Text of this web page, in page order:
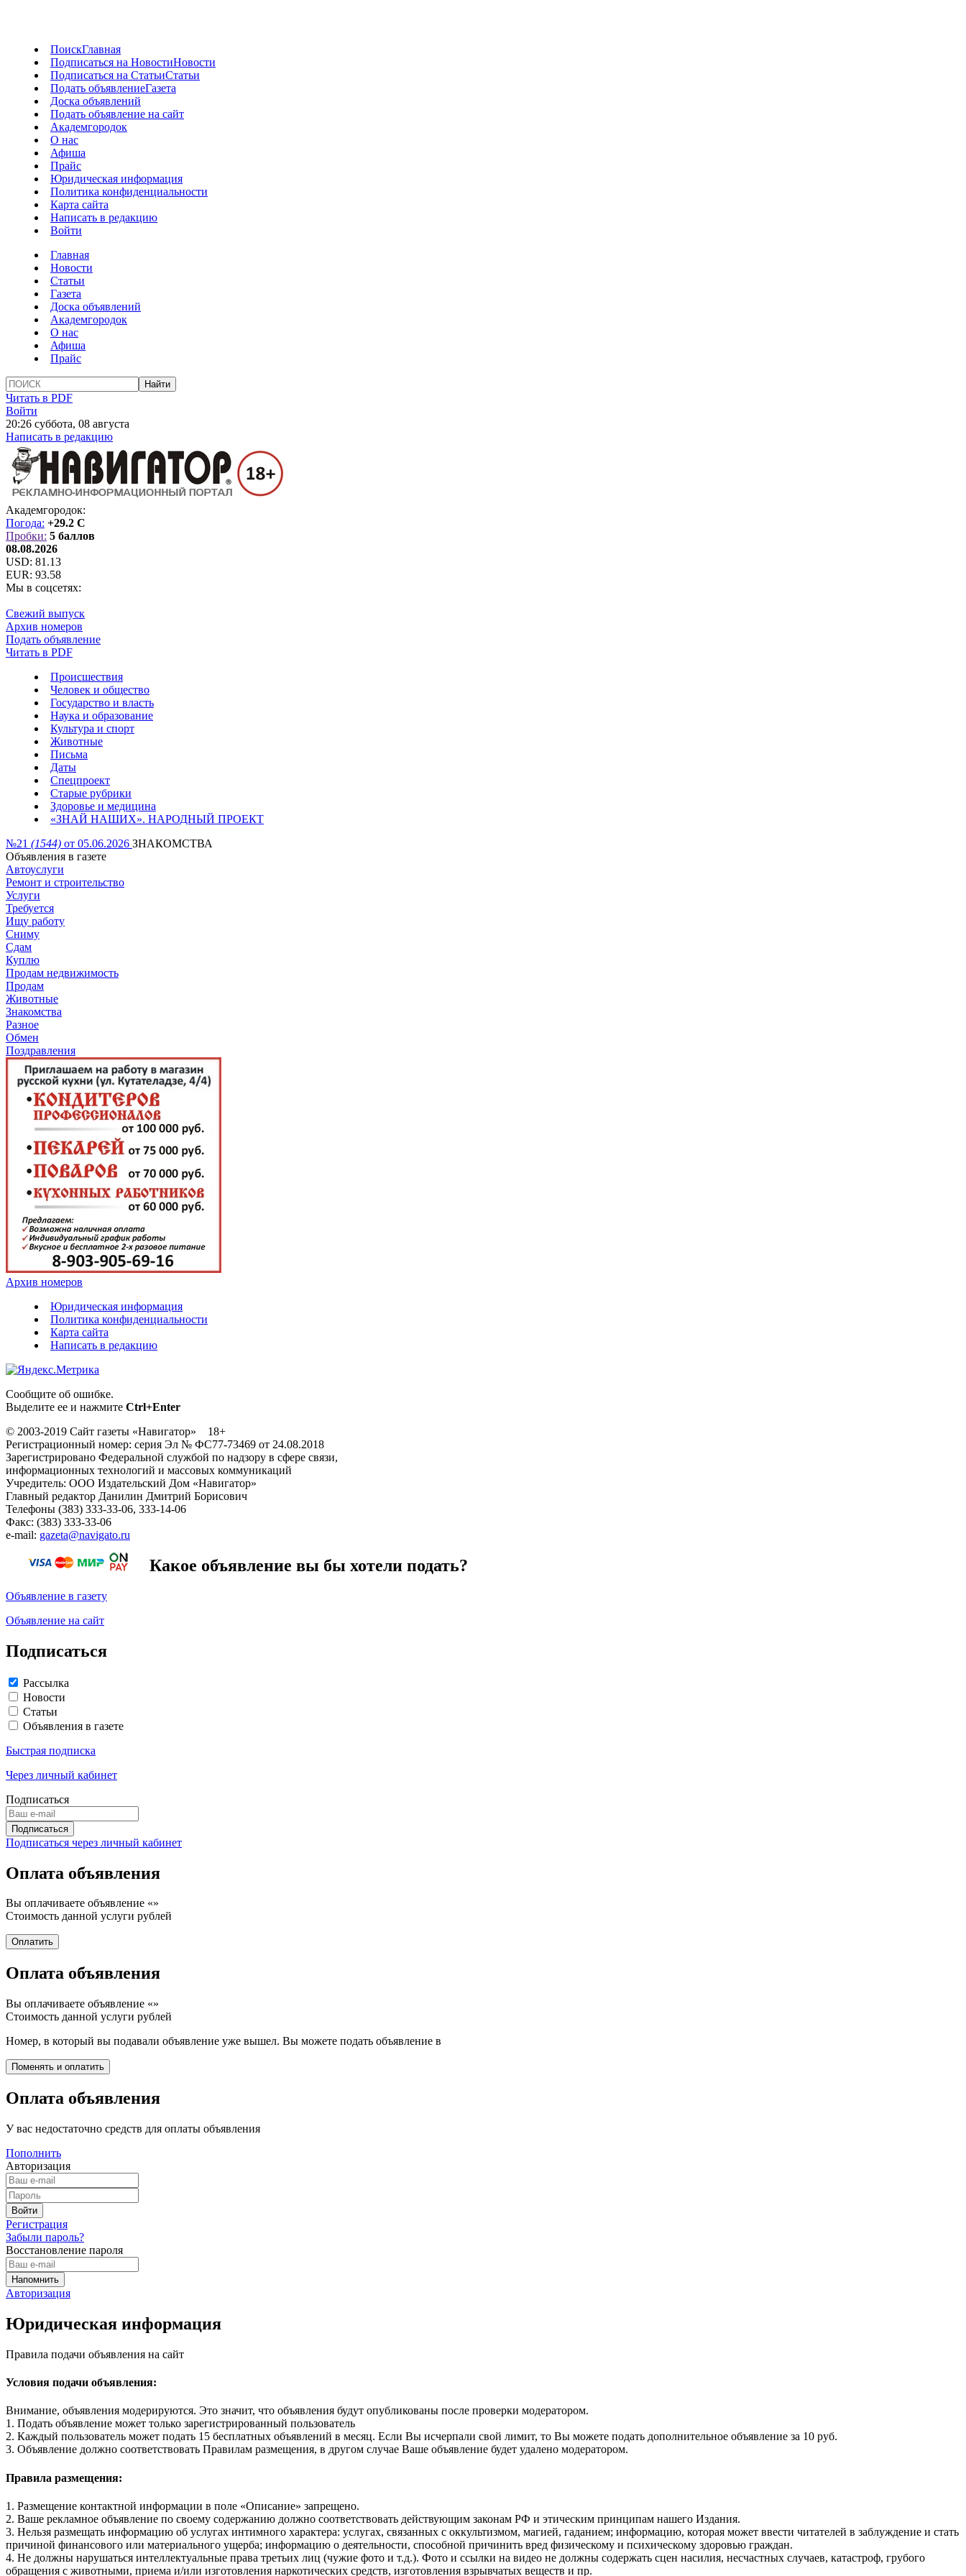
ПоискГлавная
Подписаться на НовостиНовости
Подписаться на СтатьиСтатьи
Подать объявлениеГазета
Доска объявлений
Подать объявление на сайт
Академгородок
О нас
Афиша
Прайс
Юридическая информация
Политика конфиденциальности
Карта сайта
Написать в редакцию
Войти
Главная
Новости
Статьи
Газета
Доска объявлений
Академгородок
О нас
Афиша
Прайс
Читать в PDF
Войти
20:26 суббота, 08 августа
Написать в редакцию
Академгородок:
Погода: +29.2 C
Пробки: 5 баллов
08.08.2026
USD: 81.13
EUR: 93.58
Мы в соцсетях:
Свежий выпуск
Архив номеров
Подать объявление
Читать в PDF
Происшествия
Человек и общество
Государство и власть
Наука и образование
Культура и спорт
Животные
Письма
Даты
Спецпроект
Старые рубрики
Здоровье и медицина
«ЗНАЙ НАШИХ». НАРОДНЫЙ ПРОЕКТ
№21 (1544) от 05.06.2026 ЗНАКОМСТВА
Объявления в газете
Автоуслуги
Ремонт и строительство
Услуги
Требуется
Ищу работу
Сниму
Сдам
Куплю
Продам недвижимость
Продам
Животные
Знакомства
Разное
Обмен
Поздравления
Архив номеров
Юридическая информация
Политика конфиденциальности
Карта сайта
Написать в редакцию
Сообщите об ошибке.
Выделите ее и нажмите Ctrl+Enter
© 2003-2019 Сайт газеты «Навигатор» 18+
Регистрационный номер: серия Эл № ФС77-73469 от 24.08.2018
Зарегистрировано Федеральной службой по надзору в сфере связи,
информационных технологий и массовых коммуникаций
Учредитель: ООО Издательский Дом «Навигатор»
Главный редактор Данилин Дмитрий Борисович
Телефоны (383) 333-33-06, 333-14-06
Факс: (383) 333-33-06
e-mail: gazeta@navigato.ru
Какое объявление вы бы хотели подать?
Объявление в газету
Объявление на сайт
Подписаться
Рассылка
Новости
Статьи
Объявления в газете
Быстрая подписка
Через личный кабинет
Подписаться
Подписаться через личный кабинет
Оплата объявления
Вы оплачиваете объявление «»
Стоимость данной услуги рублей
Оплата объявления
Вы оплачиваете объявление «»
Стоимость данной услуги рублей
Номер, в который вы подавали объявление уже вышел. Вы можете подать объявление в
Оплата объявления
У вас недостаточно средств для оплаты объявления
Пополнить
Авторизация
Регистрация
Забыли пароль?
Восстановление пароля
Авторизация
Юридическая информация
Правила подачи объявления на сайт
Условия подачи объявления:
Внимание, объявления модерируются. Это значит, что объявления будут опубликованы после проверки модератором.
1. Подать объявление может только зарегистрированный пользователь
2. Каждый пользователь может подать 15 бесплатных объявлений в месяц. Если Вы исчерпали свой лимит, то Вы можете подать дополнительное объявление за 10 руб.
3. Объявление должно соответствовать Правилам размещения, в другом случае Ваше объявление будет удалено модератором.
Правила размещения:
1. Размещение контактной информации в поле «Описание» запрещено.
2. Ваше рекламное объявление по своему содержанию должно соответствовать действующим законам РФ и этическим принципам нашего Издания.
3. Нельзя размещать информацию об услугах интимного характера: услугах, связанных с оккультизмом, магией, гаданием; информацию, которая может ввести читателей в заблуждение и стать
причиной финансового или материального ущерба; информацию о деятельности, способной причинить вред физическому и психическому здоровью граждан.
4. Не должны нарушаться интеллектуальные права третьих лиц (чужие фото и т.д.). Фото и ссылки на видео не должны содержать сцен насилия, несчастных случаев, катастроф, грубого
обращения с животными, приема и/или изготовления наркотических средств, изготовления взрывчатых веществ и пр.